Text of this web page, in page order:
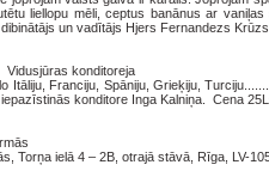
liellopu mēli, ceptus banānus ar
un vadītājs Hjers Fernandezs
konditoreja
Itāliju, Franciju, Spāniju, Grieķiju,
konditore Inga Kalniņa. Cena
Torņa ielā 4 – 2B, otrajā stāvā, Rīga, LV-